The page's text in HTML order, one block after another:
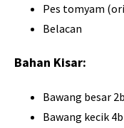
Pes tomyam
Belacan
Bahan Kisar:
Bawang besar
Bawang kecik